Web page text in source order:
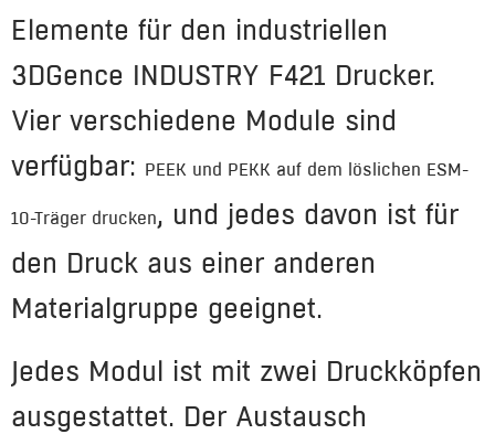
Elemente für den industriellen
3DGence INDUSTRY F421 Drucker.
Vier verschiedene Module sind
verfügbar: PEEK und PEKK auf dem löslichen ESM-
10-Träger drucken, und jedes davon ist für
den Druck aus einer anderen
Materialgruppe geeignet.
Jedes Modul ist mit zwei Druckköpfen
ausgestattet. Der Austausch